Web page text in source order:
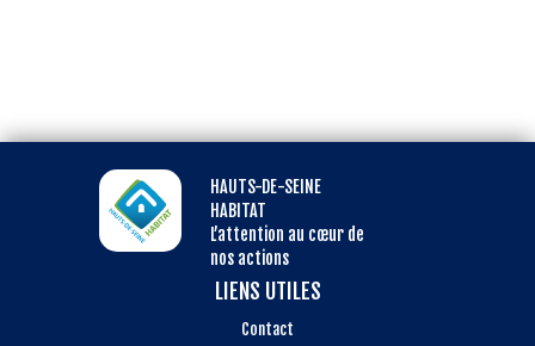
HAUTS-DE-SEINE
HABITAT
L’attention au cœur de
nos actions
LIENS UTILES
Contact